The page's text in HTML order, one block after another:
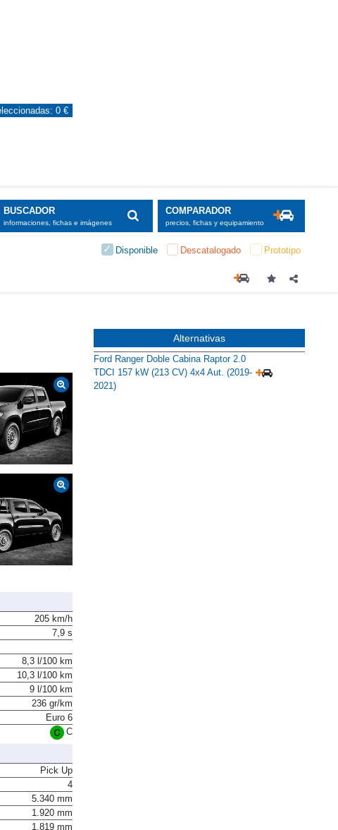
BUSCADOR
informaciones, fichas e imágenes
COMPARADOR
precios, fichas y equipamiento
Disponible Descatalogado Prototipo
205 km/h
7,9 s
8,3 l/100 km
10,3 l/100 km
9 l/100 km
236 gr/km
Euro 6
C
Pick Up
4
5.340 mm
1.920 mm
1.819 mm
Alternativas
Ford Ranger Doble Cabina Raptor 2.0
TDCI 157 kW (213 CV) 4x4 Aut. (2019-
2021)
0 €